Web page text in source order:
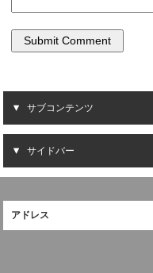
サブコンテンツ
サイドバー
アドレス